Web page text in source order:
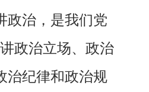
政治，是我们党
政治立场、政治
治纪律和政治规